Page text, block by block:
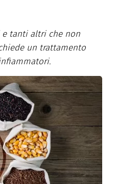
e tanti altri che non
un trattamento